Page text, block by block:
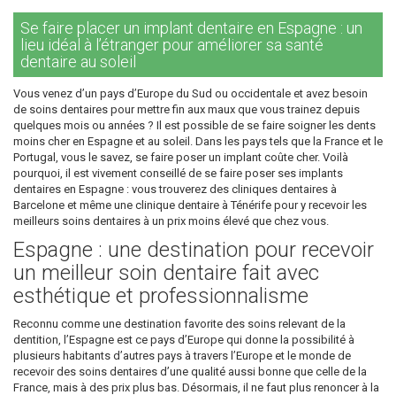
Se faire placer un implant dentaire en Espagne : un
lieu idéal à l’étranger pour améliorer sa santé
dentaire au soleil
Vous venez d’un pays d’Europe du Sud ou occidentale et avez besoin
de soins dentaires pour mettre fin aux maux que vous trainez depuis
quelques mois ou années ? Il est possible de se faire soigner les dents
moins cher en Espagne et au soleil. Dans les pays tels que la France et le
Portugal, vous le savez, se faire poser un implant coûte cher. Voilà
pourquoi, il est vivement conseillé de se faire poser ses implants
dentaires en Espagne : vous trouverez des cliniques dentaires à
Barcelone et même une clinique dentaire à Ténérife pour y recevoir les
meilleurs soins dentaires à un prix moins élevé que chez vous.
Espagne : une destination pour recevoir
un meilleur soin dentaire fait avec
esthétique et professionnalisme
Reconnu comme une destination favorite des soins relevant de la
dentition, l’Espagne est ce pays d’Europe qui donne la possibilité à
plusieurs habitants d’autres pays à travers l’Europe et le monde de
recevoir des soins dentaires d’une qualité aussi bonne que celle de la
France, mais à des prix plus bas. Désormais, il ne faut plus renoncer à la